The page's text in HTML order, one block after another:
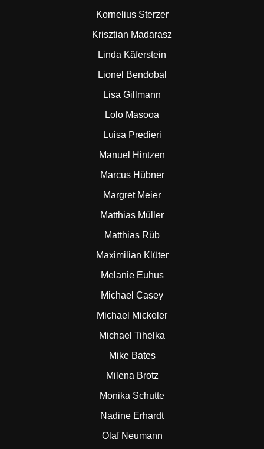
Kornelius Sterzer
Krisztian Madarasz
Linda Käferstein
Lionel Bendobal
Lisa Gillmann
Lolo Masooa
Luisa Predieri
Manuel Hintzen
Marcus Hübner
Margret Meier
Matthias Müller
Matthias Rüb
Maximilian Klüter
Melanie Euhus
Michael Casey
Michael Mickeler
Michael Tihelka
Mike Bates
Milena Brotz
Monika Schutte
Nadine Erhardt
Olaf Neumann